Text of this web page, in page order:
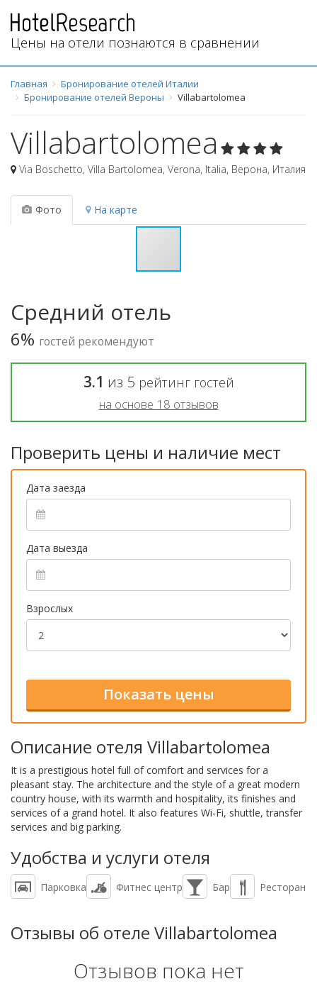
Цены на отели познаются в сравнении
Главная
Бронирование отелей Италии
Бронирование отелей Вероны
Villabartolomea
Villabartolomea
Via Boschetto, Villa Bartolomea, Verona, Italia, Верона, Италия
Фото На карте
Средний отель
6% гостей рекомендуют
3.1 из 5 рейтинг гостей
на основе 18 отзывов
Проверить цены и наличие мест
Дата заезда
Дата выезда
Взрослых
Описание отеля Villabartolomea
It is a prestigious hotel full of comfort and services for a
pleasant stay. The architecture and the style of a great modern
country house, with its warmth and hospitality, its finishes and
services of a grand hotel. It also features Wi-Fi, shuttle, transfer
services and big parking.
Удобства и услуги отеля
Парковка Фитнес центр Бар Ресторан
Отзывы об отеле Villabartolomea
Отзывов пока нет